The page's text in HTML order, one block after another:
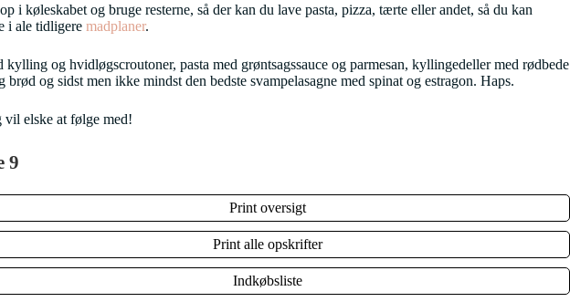
i køleskabet og bruge resterne, så der kan du lave pasta, pizza, tærte eller andet, så du kan
i ale tidligere madplaner.
og hvidløgscroutoner, pasta med grøntsagssauce og parmesan, kyllingedeller med rødbede
og sidst men ikke mindst den bedste svampelasagne med spinat og estragon. Haps.
vil elske at følge med!
9
Print oversigt
Print alle opskrifter
Indkøbsliste